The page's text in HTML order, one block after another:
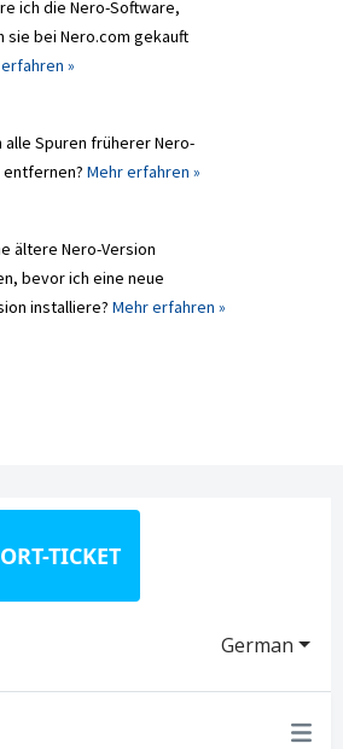
ich die Nero-Software,
sie bei Nero.com gekauft
»
alle Spuren früherer Nero-
Mehr erfahren »
ältere Nero-Version
bevor ich eine neue
installiere? Mehr erfahren »
TICKET
German